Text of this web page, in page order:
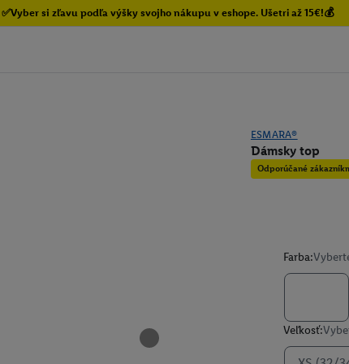
✅Vyber si zľavu podľa výšky svojho nákupu v eshope. Ušetri až 15€!💰
ESMARA®
Dámsky top
Odporúčané
Farba:
Veľkosť: